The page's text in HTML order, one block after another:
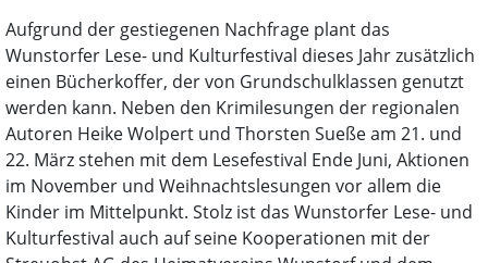
Aufgrund der gestiegenen Nachfrage plant das
Wunstorfer Lese- und Kulturfestival dieses Jahr zusätzlich
einen Bücherkoffer, der von Grundschulklassen genutzt
werden kann. Neben den Krimilesungen der regionalen
Autoren Heike Wolpert und Thorsten Sueße am 21. und
22. März stehen mit dem Lesefestival Ende Juni, Aktionen
im November und Weihnachtslesungen vor allem die
Kinder im Mittelpunkt. Stolz ist das Wunstorfer Lese- und
Kulturfestival auch auf seine Kooperationen mit der